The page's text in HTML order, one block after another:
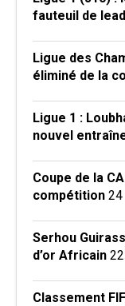
fauteuil de
Ligue des
éliminé de la
Ligue 1 :
nouvel
Coupe de la
compétition 24
Serhou
d’or Africain
Classement